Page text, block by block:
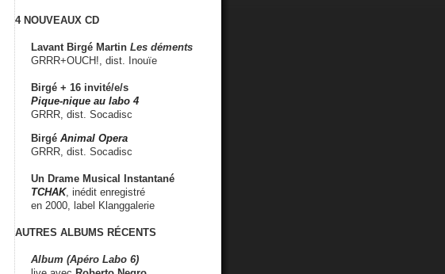
4 NOUVEAUX CD
Lavant Birgé Martin Les déments
GRRR+OUCH!, dist. Inouïe
Birgé + 16 invité/e/s
Pique-nique au labo 4
GRRR, dist. Socadisc
Birgé Animal Opera
GRRR, dist. Socadisc
Un Drame Musical Instantané
TCHAK, inédit enregistré
en 2000, label Klanggalerie
AUTRES ALBUMS RÉCENTS
Album (Apéro Labo 6)